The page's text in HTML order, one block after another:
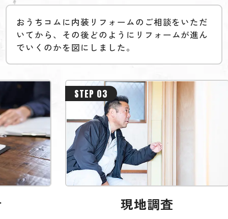
おうちコムに内装リフォームのご相談をいただ
いてから、 その後どのようにリフォームが進ん
でいくのかを図にしました。